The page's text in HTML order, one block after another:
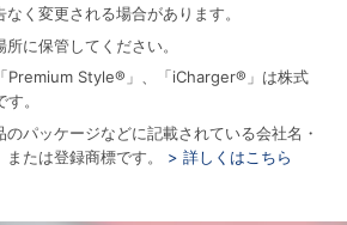
く変更される場合があります。
に保管してください。
Premium Style®」、「iCharger®」は株式
。
パッケージなどに記載されている会社名・
たは登録商標です。
> 詳しくはこちら